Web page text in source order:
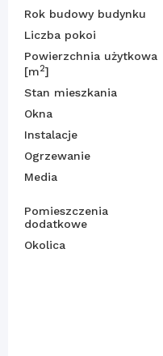
Rok budowy budynku
Liczba pokoi
Powierzchnia użytkowa
[m2]
Stan mieszkania
Okna
Instalacje
Ogrzewanie
Media
Pomieszczenia
dodatkowe
Okolica